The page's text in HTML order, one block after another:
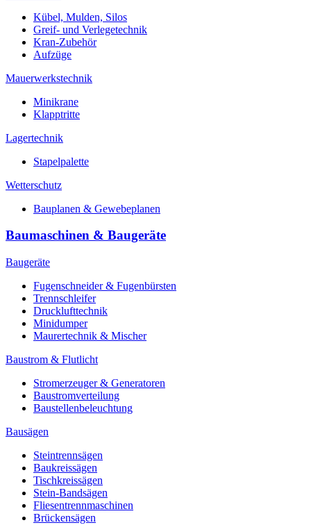
Kübel, Mulden, Silos
Greif- und Verlegetechnik
Kran-Zubehör
Aufzüge
Mauerwerkstechnik
Minikrane
Klapptritte
Lagertechnik
Stapelpalette
Wetterschutz
Bauplanen & Gewebeplanen
Baumaschinen & Baugeräte
Baugeräte
Fugenschneider & Fugenbürsten
Trennschleifer
Drucklufttechnik
Minidumper
Maurertechnik & Mischer
Baustrom & Flutlicht
Stromerzeuger & Generatoren
Baustromverteilung
Baustellenbeleuchtung
Bausägen
Steintrennsägen
Baukreissägen
Tischkreissägen
Stein-Bandsägen
Fliesentrennmaschinen
Brückensägen